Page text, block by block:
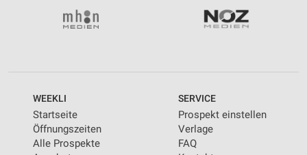
WEEKLI
Startseite
Öffnungszeiten
Alle Prospekte
SERVICE
Prospekt einstellen
Verlage
FAQ